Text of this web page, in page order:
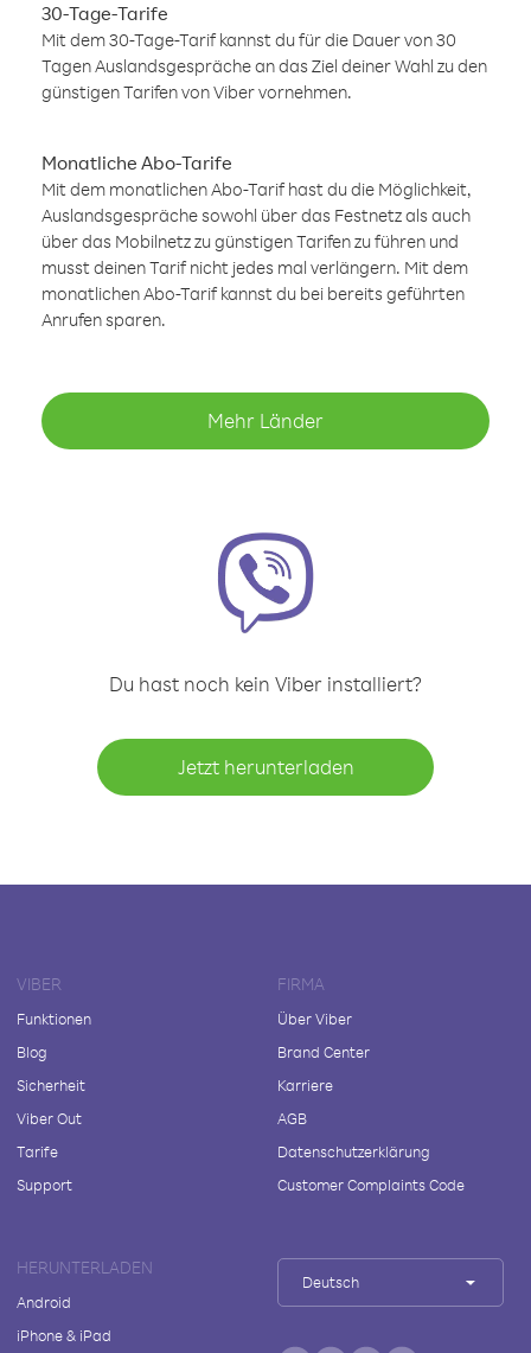
30-Tage-Tarife
Mit dem 30-Tage-Tarif kannst du für die Dauer von 30
Tagen Auslandsgespräche an das Ziel deiner Wahl zu den
günstigen Tarifen von Viber vornehmen.
Monatliche Abo-Tarife
Mit dem monatlichen Abo-Tarif hast du die Möglichkeit,
Auslandsgespräche sowohl über das Festnetz als auch
über das Mobilnetz zu günstigen Tarifen zu führen und
musst deinen Tarif nicht jedes mal verlängern. Mit dem
monatlichen Abo-Tarif kannst du bei bereits geführten
Anrufen sparen.
Mehr Länder
Du hast noch kein Viber installiert?
Jetzt herunterladen
VIBER
Funktionen
Blog
Sicherheit
Viber Out
Tarife
Support
FIRMA
Über Viber
Brand Center
Karriere
AGB
Datenschutzerklärung
Customer Complaints Code
HERUNTERLADEN
Android
iPhone & iPad
Deutsch